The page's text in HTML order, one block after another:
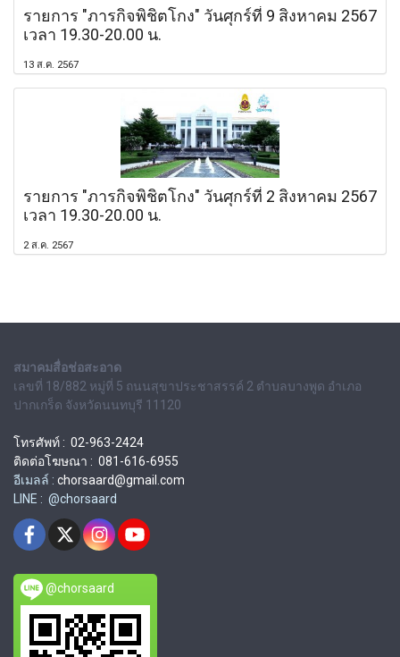
รายการ "ภารกิจพิชิตโกง" วันศุกร์ที่ 9 สิงหาคม 2567
เวลา 19.30-20.00 น.
13 ส.ค. 2567
รายการ "ภารกิจพิชิตโกง" วันศุกร์ที่ 2 สิงหาคม 2567
เวลา 19.30-20.00 น.
2 ส.ค. 2567
สมาคมสื่อช่อสะอาด
เลขที่ 18/882 หมู่ที่ 5 ถนนสุขาประชาสรรค์ 2 ตำบลบางพูด อำเภอ
ปากเกร็ด จังหวัดนนทบุรี 11120
โทรศัพท์ : 02-963-2424
ติดต่อโฆษณา : 081-616-6955
อีเมลล์ : chorsaard@gmail.com
LINE : @chorsaard
@chorsaard